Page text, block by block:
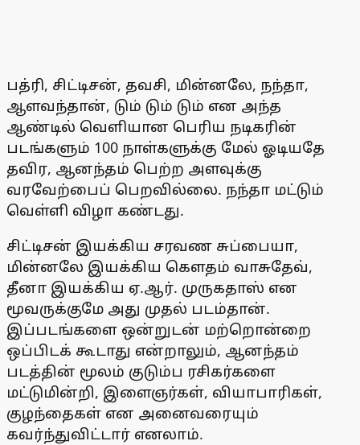
பத்ரி, சிட்டிசன், தவசி, மின்னலே, நந்தா,
ஆளவந்தான், டும் டும் டும் என அந்த
ஆண்டில் வெளியான பெரிய நடிகரின்
படங்களும் 100 நாள்களுக்கு மேல் ஓடியதே
தவிர, ஆனந்தம் பெற்ற அளவுக்கு
வரவேற்பைப் பெறவில்லை. நந்தா மட்டும்
வெள்ளி விழா கண்டது.
சிட்டிசன் இயக்கிய சரவண சுப்பையா,
மின்னலே இயக்கிய கெளதம் வாசுதேவ்,
தீனா இயக்கிய ஏ.ஆர். முருகதாஸ் என
மூவருக்குமே அது முதல் படம்தான்.
இப்படங்களை ஒன்றுடன் மற்றொன்றை
ஒப்பிடக் கூடாது என்றாலும், ஆனந்தம்
படத்தின் மூலம் குடும்ப ரசிகர்களை
மட்டுமின்றி, இளைஞர்கள், வியாபாரிகள்,
குழந்தைகள் என அனைவரையும்
கவர்ந்துவிட்டார் எனலாம்.